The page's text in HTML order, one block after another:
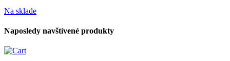
Na sklade
Naposledy navštívené produkty